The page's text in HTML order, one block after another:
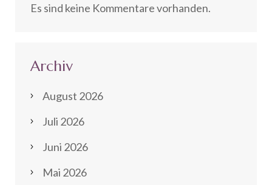
Es sind keine Kommentare vorhanden.
Archiv
August 2026
Juli 2026
Juni 2026
Mai 2026